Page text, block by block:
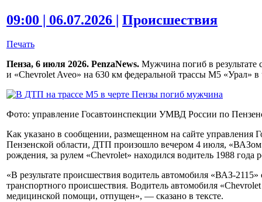
09:00 | 06.07.2026 | Происшествия
Печать
Пенза, 6 июля 2026. PenzaNews. Мужчина погиб в результате
и «Chevrolet Aveo» на 630 км федеральной трассы М5 «Урал» в
Фото: управление Госавтоинспекции УМВД России по
Как указано в сообщении, размещенном на сайте
Пензенской области, ДТП произошло вечером 4 июля,
рождения, за рулем «Chevrolet» находился водитель 1988 года
«В результате происшествия водитель автомобиля «ВАЗ-
транспортного происшествия. Водитель автомобиля
медицинской помощи, отпущен», — сказано в тексте.